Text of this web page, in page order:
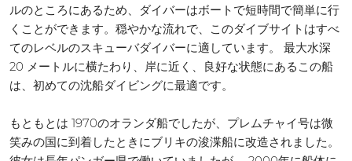
ルのところにあるため、ダイバーはボートで短時間で簡単に行
くことができます。穏やかな流れで、このダイブサイトはすべ
てのレベルのスキューバダイバーに適しています。 最大水深
20 メートルに横たわり、岸に近く、良好な状態にあるこの船
は、初めての沈船ダイビングに最適です。
もともとは 1970のオランダ船でしたが、プレムチャイ号は微
笑みの国に到着したときにブリキの浚渫船に改造されました。